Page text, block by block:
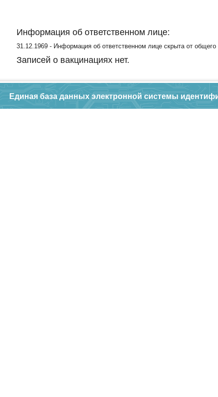
Информация об ответственном лице:
31.12.1969 - Информация об ответственном лице скрыта от общего
Записей о вакцинациях нет.
Единая база данных электронной системы